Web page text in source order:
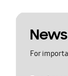
For